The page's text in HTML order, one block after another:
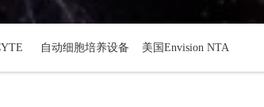
自动细胞培养设备 美国Envision NTA